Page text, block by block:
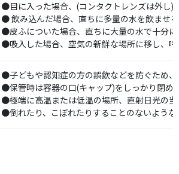
●目に入った場合、(コンタクトレンズは外し)
● 飲み込んだ場合、直ちに多量の水を飲ませ
●皮ふについた場合、直ちに大量の水で十分
●吸入した場合、空気の新鮮な場所に移し、
●子どもや認知症の方の誤飲などを防ぐため
●保管時は容器の口(キャップ)をしっかり閉め
●極端に高温または低温の場所、直射日光の
●倒れたり、こぼれたりすることのないような